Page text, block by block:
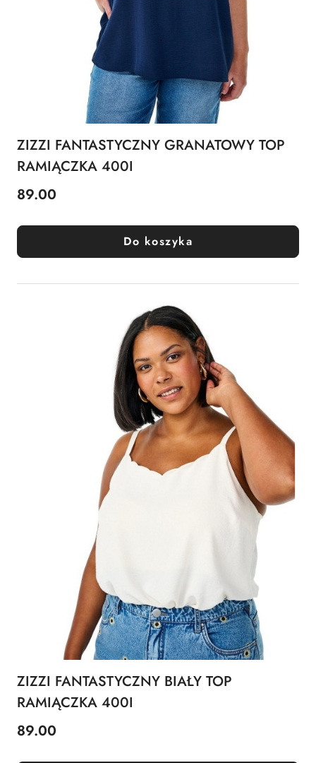
ZIZZI FANTASTYCZNY GRANATOWY TOP
RAMIĄCZKA 400I
Cena:
89.00
Do koszyka
ZIZZI FANTASTYCZNY BIAŁY TOP
RAMIĄCZKA 400I
Cena:
89.00